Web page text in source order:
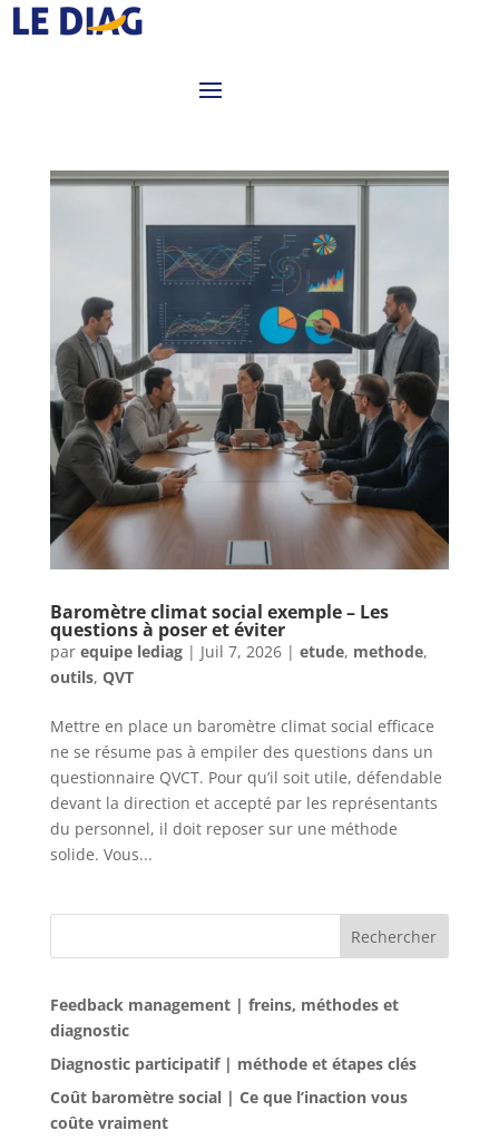
Baromètre climat social exemple – Les
questions à poser et éviter
par equipe lediag| Juil 7, 2026| etude, methode,
outils, QVT
Mettre en place un baromètre climat social efficace
ne se résume pas à empiler des questions dans un
questionnaire QVCT. Pour qu’il soit utile, défendable
devant la direction et accepté par les représentants
du personnel, il doit reposer sur une méthode
solide. Vous...
Rechercher
Feedback management | freins, méthodes et
diagnostic
Diagnostic participatif | méthode et étapes clés
Coût baromètre social | Ce que l’inaction vous
coûte vraiment